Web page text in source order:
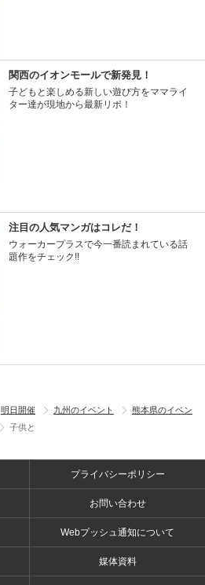
関西のイオンモールで新発見！
子どもと楽しめる新しい遊び方をママライ
ター達が現地から最新リポ！
注目の人気マンガはコレだ！
ウォーカープラスで今一番読まれている話
題作をチェック!!
明日開催 九州のイベント
熊本県のイベン
子供と
プライバシーポリシー
お問い合わせ
Webプッシュ通知について
媒体資料